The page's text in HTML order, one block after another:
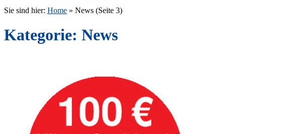
Sie sind hier: Home » News (Seite 3)
Kategorie: News